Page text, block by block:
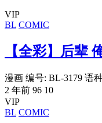
VIP
BL COMIC
【全彩】后辈
漫画 编号: BL-3179 语
2 年前 96 10
VIP
BL COMIC